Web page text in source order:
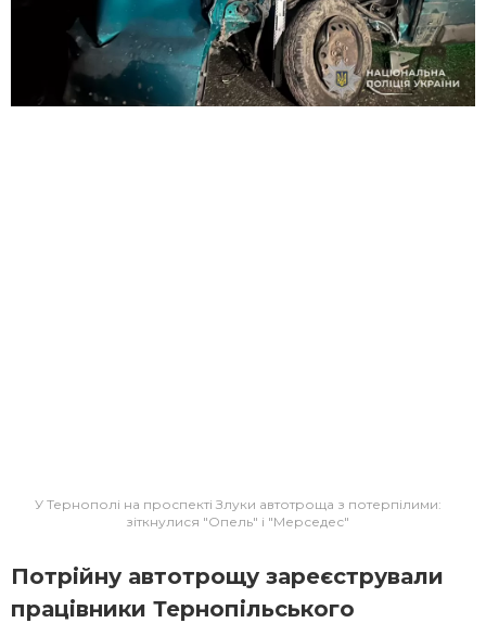
У Тернополі на проспекті Злуки автотроща з потерпілими:
зіткнулися "Опель" і "Мерседес"
Потрійну автотрощу зареєстрували
працівники Тернопільського